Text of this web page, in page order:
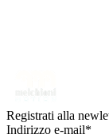
Registrati alla
Indirizzo e-mail*